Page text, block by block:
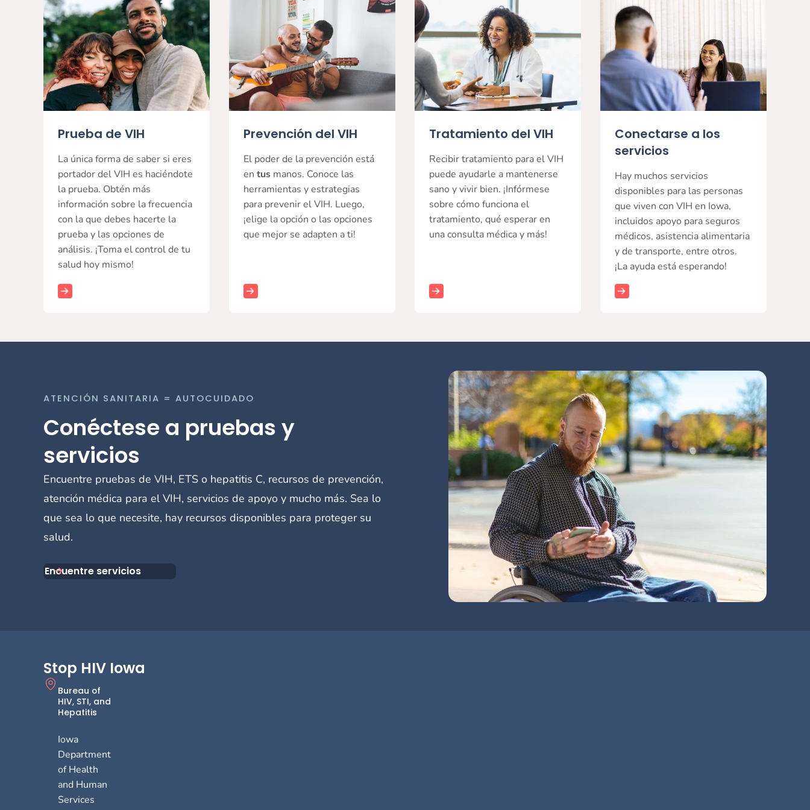
Prueba de VIH
La única forma de saber si eres
portador del VIH es haciéndote
la prueba. Obtén más
información sobre la frecuencia
con la que debes hacerte la
prueba y las opciones de
análisis. ¡Toma el control de tu
salud hoy mismo!
Prevención del VIH
El poder de la prevención está
en tusmanos. Conoce las
herramientas y estrategias
para prevenir el VIH. Luego,
¡elige la opción o las opciones
que mejor se adapten a ti!
Tratamiento del VIH
Recibir tratamiento para el VIH
puede ayudarle a mantenerse
sano y vivir bien. ¡Infórmese
sobre cómo funciona el
tratamiento, qué esperar en
una consulta médica y más!
Conectarse a los
servicios
Hay muchos servicios
disponibles para las personas
que viven con VIH en Iowa,
incluidos apoyo para seguros
médicos, asistencia alimentaria
y de transporte, entre otros.
¡La ayuda está esperando!
ATENCIÓN SANITARIA = AUTOCUIDADO
Conéctese a pruebas y
servicios
Encuentre pruebas de VIH, ETS o hepatitis C, recursos de prevención,
atención médica para el VIH, servicios de apoyo y mucho más. Sea lo
que sea lo que necesite, hay recursos disponibles para proteger su
salud.
Encuentre servicios
Stop HIV Iowa
Bureau of
HIV, STI, and
Hepatitis
Iowa
Department
of Health
and Human
Services